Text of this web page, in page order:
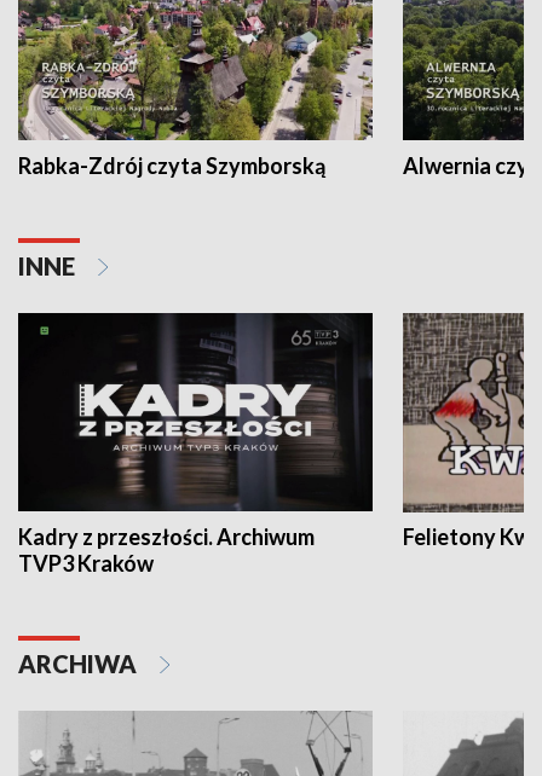
Rabka-Zdrój czyta Szymborską Alwernia
INNE
Kadry z przeszłości. Archiwum
TVP3 Kraków
Felietony
ARCHIWA